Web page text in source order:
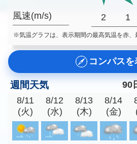
風速(m/s) 2 1
※気温グラフは、表示期間の最高気温を赤、
コンパスを
週間天気
90
8/11
(火)
8/12
(水)
8/13
(木)
8/14
(金)